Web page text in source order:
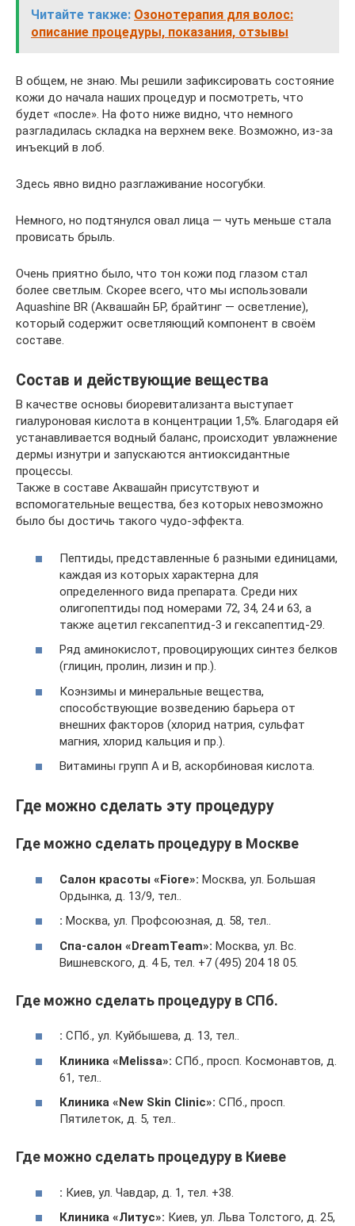
Читайте также: Озонотерапия для волос:
описание процедуры, показания, отзывы
В общем, не знаю. Мы решили зафиксировать состояние
кожи до начала наших процедур и посмотреть, что
будет «после». На фото ниже видно, что немного
разгладилась складка на верхнем веке. Возможно, из-за
инъекций в лоб.
Здесь явно видно разглаживание носогубки.
Немного, но подтянулся овал лица — чуть меньше стала
провисать брыль.
Очень приятно было, что тон кожи под глазом стал
более светлым. Скорее всего, что мы использовали
Aquashine BR (Аквашайн БР, брайтинг — осветление),
который содержит осветляющий компонент в своём
составе.
Состав и действующие вещества
В качестве основы биоревитализанта выступает
гиалуроновая кислота в концентрации 1,5%. Благодаря ей
устанавливается водный баланс, происходит увлажнение
дермы изнутри и запускаются антиоксидантные
процессы.
Также в составе Аквашайн присутствуют и
вспомогательные вещества, без которых невозможно
было бы достичь такого чудо-эффекта.
Пептиды, представленные 6 разными единицами,
каждая из которых характерна для
определенного вида препарата. Среди них
олигопептиды под номерами 72, 34, 24 и 63, а
также ацетил гексапептид-3 и гексапептид-29.
Ряд аминокислот, провоцирующих синтез белков
(глицин, пролин, лизин и пр.).
Коэнзимы и минеральные вещества,
способствующие возведению барьера от
внешних факторов (хлорид натрия, сульфат
магния, хлорид кальция и пр.).
Витамины групп А и В, аскорбиновая кислота.
Где можно сделать эту процедуру
Где можно сделать процедуру в Москве
Салон красоты «Fiore»: Москва, ул. Большая
Ордынка, д. 13/9, тел..
: Москва, ул. Профсоюзная, д. 58, тел..
Спа-салон «DreamTeam»: Москва, ул. Вс.
Вишневского, д. 4 Б, тел. +7 (495) 204 18 05.
Где можно сделать процедуру в СПб.
: СПб., ул. Куйбышева, д. 13, тел..
Клиника «Melissa»: СПб., просп. Космонавтов, д.
61, тел..
Клиника «New Skin Clinic»: СПб., просп.
Пятилеток, д. 5, тел..
Где можно сделать процедуру в Киеве
: Киев, ул. Чавдар, д. 1, тел. +38.
Клиника «Литус»: Киев, ул. Льва Толстого, д. 25,